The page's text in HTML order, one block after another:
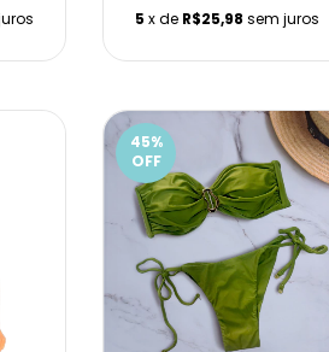
5 x de R$25,98 sem juros
45%
OFF